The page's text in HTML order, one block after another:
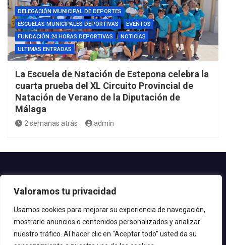
Valoramos tu privacidad
Usamos cookies para mejorar su experiencia de navegación,
mostrarle anuncios o contenidos personalizados y analizar
nuestro tráfico. Al hacer clic en “Aceptar todo” usted da su
DELEGACIÓN MUNICIPAL DE DEPORTES
ESCUELAS MUNICIPALES DEPORTIVAS
EVENTOS
FUNDACIÓN 24 HORAS DEPORTIVAS
NOTICIAS
ULTIMAS ENTRADAS
La Escuela de Natación de Estepona celebra la
cuarta prueba del XL Circuito Provincial de
Natación de Verano de la Diputación de
Málaga
2 semanas atrás admin
Teléfono: 952.80.24.44
© 2020 Delegación de Deportes